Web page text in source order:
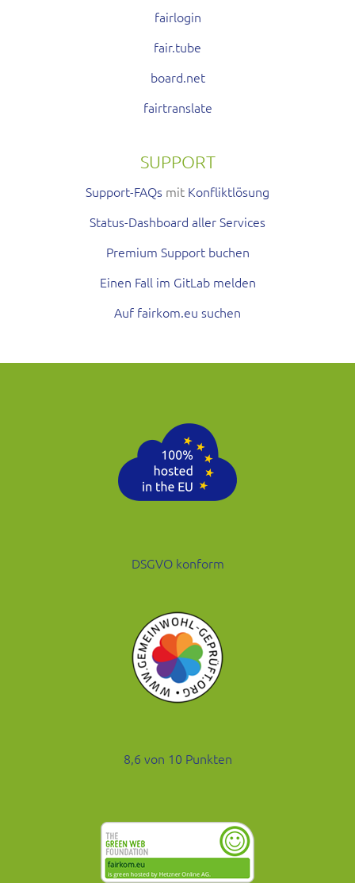
fairlogin
fair.tube
board.net
fairtranslate
SUPPORT
Support-FAQs mit Konfliktlösung
Status-Dashboard aller Services
Premium Support buchen
Einen Fall im GitLab melden
Auf fairkom.eu suchen
DSGVO konform
8,6 von 10 Punkten